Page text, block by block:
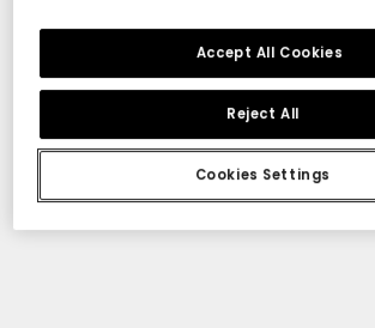
Cookies Settings
Reject All
Accept All Cookies